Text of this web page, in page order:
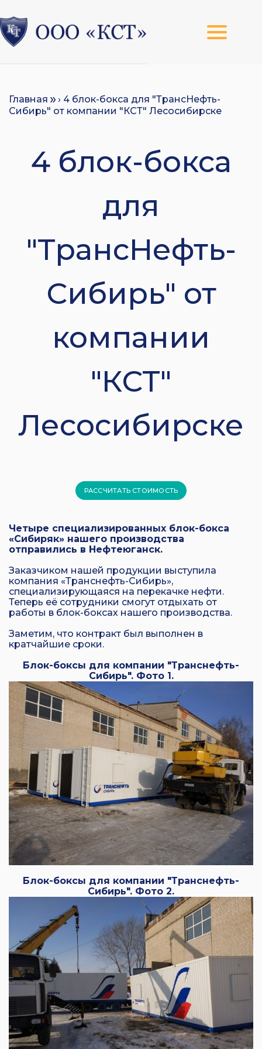
Главная
› 4 блок-бокса для "ТрансНефть-
Сибирь" от компании "КСТ" Лесосибирске
4 блок-бокса
для
"ТрансНефть-
Сибирь" от
компании
"КСТ"
Лесосибирске
РАССЧИТАТЬ СТОИМОСТЬ
Четыре специализированных блок-бокса
«Сибиряк» нашего производства
отправились в Нефтеюганск.
Заказчиком нашей продукции выступила
компания «Транснефть-Сибирь»,
специализирующаяся на перекачке нефти.
Теперь её сотрудники смогут отдыхать от
работы в блок-боксах нашего производства.
Заметим, что контракт был выполнен в
кратчайшие сроки.
Блок-боксы для компании "Транснефть-
Сибирь". Фото 1.
Блок-боксы для компании "Транснефть-
Сибирь". Фото 2.